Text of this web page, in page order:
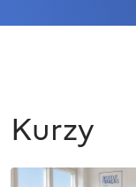
Kurzy